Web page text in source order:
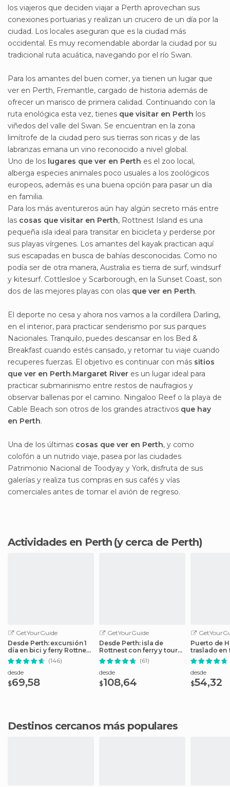
los viajeros que deciden viajar a Perth aprovechan sus
conexiones portuarias y realizan un crucero de un día por la
ciudad. Los locales aseguran que es la ciudad más
occidental. Es muy recomendable abordar la ciudad por su
tradicional ruta acuática, navegando por el río Swan.
Para los amantes del buen comer, ya tienen un lugar que
ver en Perth, Fremantle, cargado de historia además de
ofrecer un marisco de primera calidad. Continuando con la
ruta enológica esta vez, tienes que visitar en Perth los
viñedos del valle del Swan. Se encuentran en la zona
limítrofe de la ciudad pero sus tierras son ricas y de las
labranzas emana un vino reconocido a nivel global.
Uno de los lugares que ver en Perth es el zoo local,
alberga especies animales poco usuales a los zoológicos
europeos, además es una buena opción para pasar un día
en familia.
Para los más aventureros aún hay algún secreto más entre
las cosas que visitar en Perth, Rottnest Island es una
pequeña isla ideal para transitar en bicicleta y perderse por
sus playas vírgenes. Los amantes del kayak practican aquí
sus escapadas en busca de bahías desconocidas. Como no
podía ser de otra manera, Australia es tierra de surf, windsurf
y kitesurf. Cottlesloe y Scarborough, en la Sunset Coast, son
dos de las mejores playas con olas que ver en Perth.
El deporte no cesa y ahora nos vamos a la cordillera Darling,
en el interior, para practicar senderismo por sus parques
Nacionales. Tranquilo, puedes descansar en los Bed &
Breakfast cuando estés cansado, y retomar tu viaje cuando
recuperes fuerzas. El objetivo es continuar con más sitios
que ver en Perth.Margaret River es un lugar ideal para
practicar submarinismo entre restos de naufragios y
observar ballenas por el camino. Ningaloo Reef o la playa de
Cable Beach son otros de los grandes atractivos que hay
en Perth.
Una de los últimas cosas que ver en Perth, y como
colofón a un nutrido viaje, pasea por las ciudades
Patrimonio Nacional de Toodyay y York, disfruta de sus
galerías y realiza tus compras en sus cafés y vías
comerciales antes de tomar el avión de regreso.
Actividades en Perth (y cerca de Perth)
GetYourGuide
Desde Perth: excursión 1
día en bici y ferry Rottnest
Island
(146)
desde
$69,58
GetYourGuide
Desde Perth: isla de
Rottnest con ferry y tour
en autobús
(61)
desde
$108,64
Puerto de
traslado en
Island
desde
$54,32
Destinos cercanos más populares